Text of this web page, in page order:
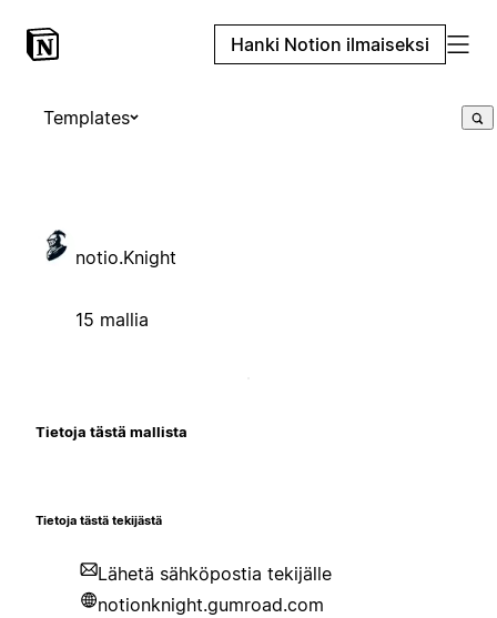
Hanki Notion ilmaiseksi
Templates
notio.Knight
15 mallia
Tietoja tästä mallista
Tietoja tästä tekijästä
Lähetä sähköpostia tekijälle
notionknight.gumroad.com